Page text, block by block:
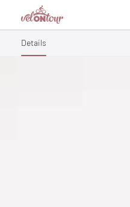
Details